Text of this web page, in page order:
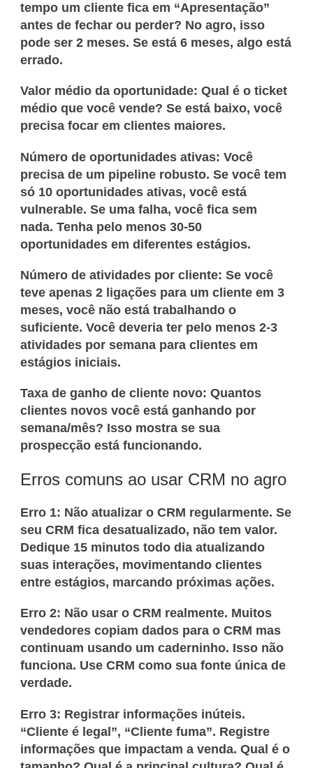
tempo um cliente fica em “Apresentação”
antes de fechar ou perder? No agro, isso
pode ser 2 meses. Se está 6 meses, algo está
errado.
Valor médio da oportunidade: Qual é o ticket
médio que você vende? Se está baixo, você
precisa focar em clientes maiores.
Número de oportunidades ativas: Você
precisa de um pipeline robusto. Se você tem
só 10 oportunidades ativas, você está
vulnerable. Se uma falha, você fica sem
nada. Tenha pelo menos 30-50
oportunidades em diferentes estágios.
Número de atividades por cliente: Se você
teve apenas 2 ligações para um cliente em 3
meses, você não está trabalhando o
suficiente. Você deveria ter pelo menos 2-3
atividades por semana para clientes em
estágios iniciais.
Taxa de ganho de cliente novo: Quantos
clientes novos você está ganhando por
semana/mês? Isso mostra se sua
prospecção está funcionando.
Erros comuns ao usar CRM no agro
Erro 1: Não atualizar o CRM regularmente. Se
seu CRM fica desatualizado, não tem valor.
Dedique 15 minutos todo dia atualizando
suas interações, movimentando clientes
entre estágios, marcando próximas ações.
Erro 2: Não usar o CRM realmente. Muitos
vendedores copiam dados para o CRM mas
continuam usando um caderninho. Isso não
funciona. Use CRM como sua fonte única de
verdade.
Erro 3: Registrar informações inúteis.
“Cliente é legal”, “Cliente fuma”. Registre
informações que impactam a venda. Qual é o